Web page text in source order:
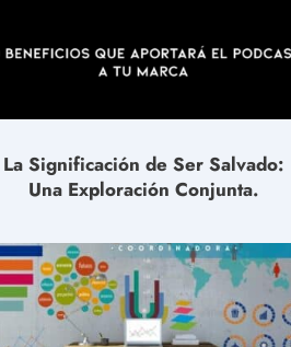
La Significación de Ser Salvado:
Una Exploración Conjunta.